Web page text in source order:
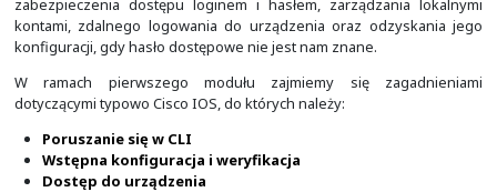
Po ukończeniu tego modułu, uczestnicy powinni
rozpocząć konfigurację urządzenia z
Poruszamy tutaj m.in. kwestie pracy w CLI,
zabezpieczenia dostępu loginem i hasłem,